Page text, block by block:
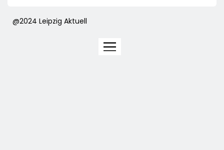
@2024 Leipzig Aktuell